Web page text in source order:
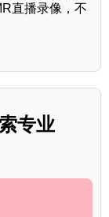
直播录像，不
专业